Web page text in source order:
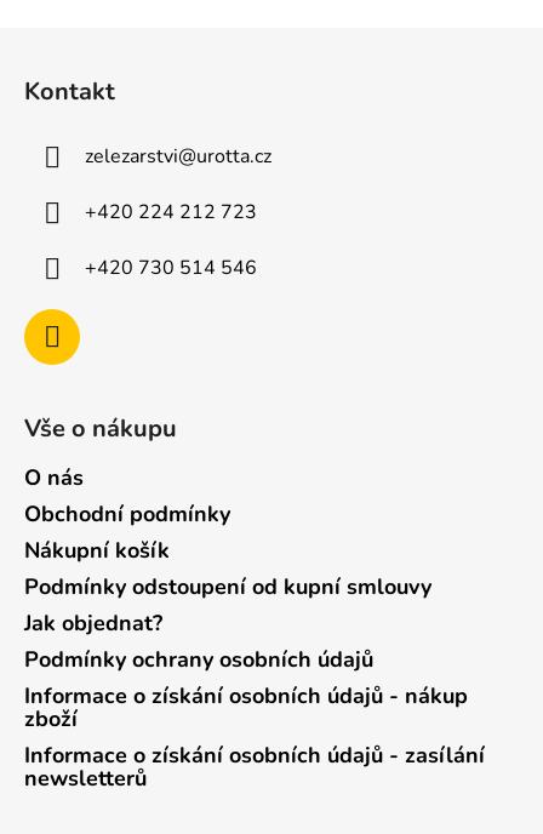
Kontakt
zelezarstvi@urotta.cz
+420 224 212 723
+420 730 514 546
Vše o nákupu
O nás
Obchodní podmínky
Nákupní košík
Podmínky odstoupení od kupní smlouvy
Jak objednat?
Podmínky ochrany osobních údajů
Informace o získání osobních údajů - nákup
zboží
Informace o získání osobních údajů - zasílání
newsletterů